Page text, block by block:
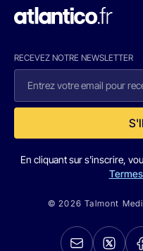
RECEVEZ NOTRE NEWSLETTER
En cliquant sur s'inscrire,
© 2026 Talmont